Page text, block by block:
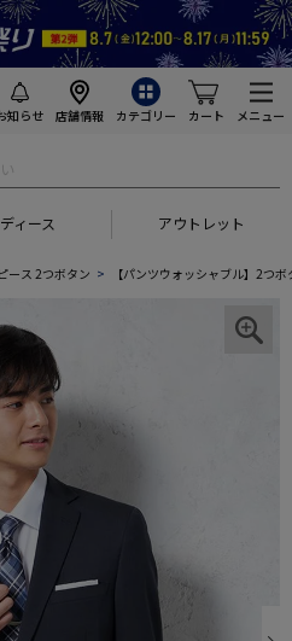
知らせ 店舗情報 カテゴリー カート メニュー
ィース アウトレット
ース 2つボタン 【パンツウォッシャブル】2つ